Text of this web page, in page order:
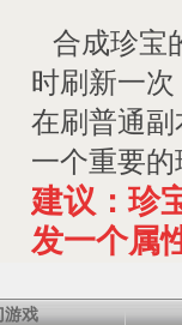
合成珍宝
时刷新一
在刷普通
一个重要
建议：珍
发一个属
游戏